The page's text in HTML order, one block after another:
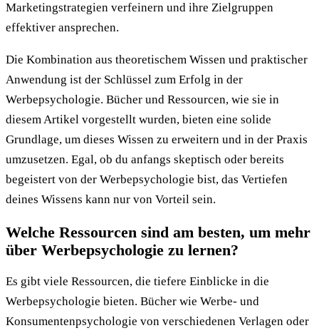
Marketingstrategien verfeinern und ihre Zielgruppen
effektiver ansprechen.
Die Kombination aus theoretischem Wissen und praktischer
Anwendung ist der Schlüssel zum Erfolg in der
Werbepsychologie. Bücher und Ressourcen, wie sie in
diesem Artikel vorgestellt wurden, bieten eine solide
Grundlage, um dieses Wissen zu erweitern und in der Praxis
umzusetzen. Egal, ob du anfangs skeptisch oder bereits
begeistert von der Werbepsychologie bist, das Vertiefen
deines Wissens kann nur von Vorteil sein.
Welche Ressourcen sind am besten, um mehr
über Werbepsychologie zu lernen?
Es gibt viele Ressourcen, die tiefere Einblicke in die
Werbepsychologie bieten. Bücher wie Werbe- und
Konsumentenpsychologie von verschiedenen Verlagen oder